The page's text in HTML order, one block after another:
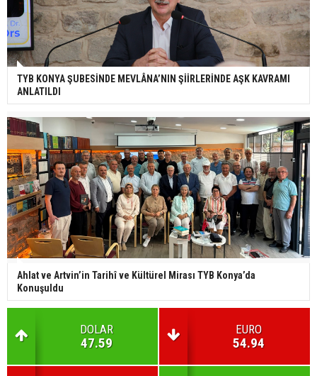
TYB KONYA ŞUBESİNDE MEVLÂNA’NIN ŞİİRLERİNDE AŞK KAVRAMI
ANLATILDI
Ahlat ve Artvin’in Tarihî ve Kültürel Mirası TYB Konya’da
Konuşuldu
DOLAR
47.59
EURO
54.94